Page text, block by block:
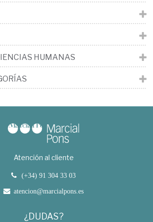
HUMANAS
Atención al cliente
(+34) 91 304 33 03
atencion@marcialpons.es
¿DUDAS?